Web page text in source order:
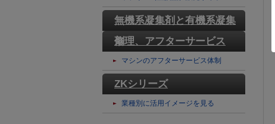
無機系凝集剤と有機系凝集
剤
修理、アフターサービス
マシンのアフターサービス体制
ZKシリーズ
業種別に活用イメージを見る